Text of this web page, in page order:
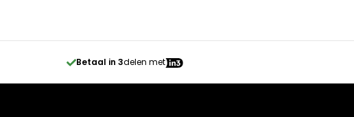
Betaal in 3delen met